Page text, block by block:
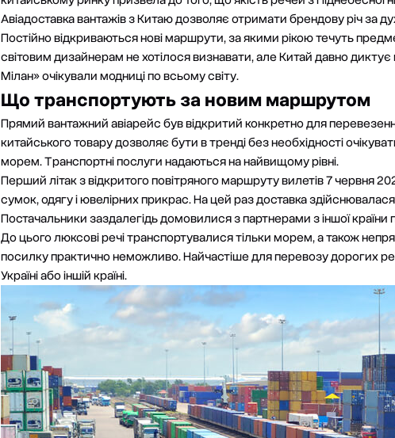
Авіадоставка вантажів з Китаюдозволяє отримати брендову річ за
Постійно відкриваються нові маршрути, за якими рікою течуть
світовим дизайнерам не хотілося визнавати, але Китай давно
Мілан» очікували модниці по всьому світу.
Що транспортують за новим маршрутом
Прямий вантажний авіарейс був відкритий конкретно для
китайського товарудозволяє бути в тренді без необхідності
морем.Транспортні послугинадаються на найвищому рівні.
Перший літак з відкритого повітряного маршруту вилетів 7 червня
сумок, одягу і ювелірних прикрас. На цей раз доставка
Постачальники заздалегідь домовилися з партнерами з іншої
До цього люксові речі транспортувалися тільки морем, а також
посилку практично неможливо. Найчастіше для перевозу дорогих
Україні або іншій країні.